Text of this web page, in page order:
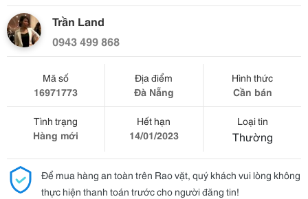
Trần Land
0943 499 868
Mã số
16971773
Địa điểm
Đà Nẵng
Hình thức
Cần bán
Tình trạng
Hàng mới
Hết hạn
14/01/2023
Loại tin
Thường
Để mua hàng an toàn trên Rao vặt, quý khách vui lòng không
thực hiện thanh toán trước cho người đăng tin!